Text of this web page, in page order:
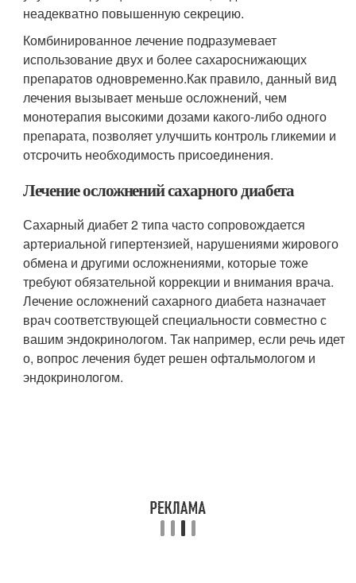
неадекватно повышенную секрецию.
Комбинированное лечение подразумевает
использование двух и более сахароснижающих
препаратов одновременно.Как правило, данный вид
лечения вызывает меньше осложнений, чем
монотерапия высокими дозами какого-либо одного
препарата, позволяет улучшить контроль гликемии и
отсрочить необходимость присоединения.
Лечение осложнений сахарного диабета
Сахарный диабет 2 типа часто сопровождается
артериальной гипертензией, нарушениями жирового
обмена и другими осложнениями, которые тоже
требуют обязательной коррекции и внимания врача.
Лечение осложнений сахарного диабета назначает
врач соответствующей специальности совместно с
вашим эндокринологом. Так например, если речь идет
о, вопрос лечения будет решен офтальмологом и
эндокринологом.